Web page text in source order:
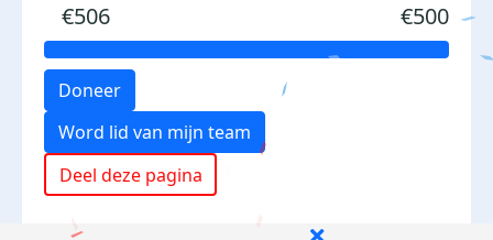
€506 €500
Doneer
Word lid van mijn team
Deel deze pagina